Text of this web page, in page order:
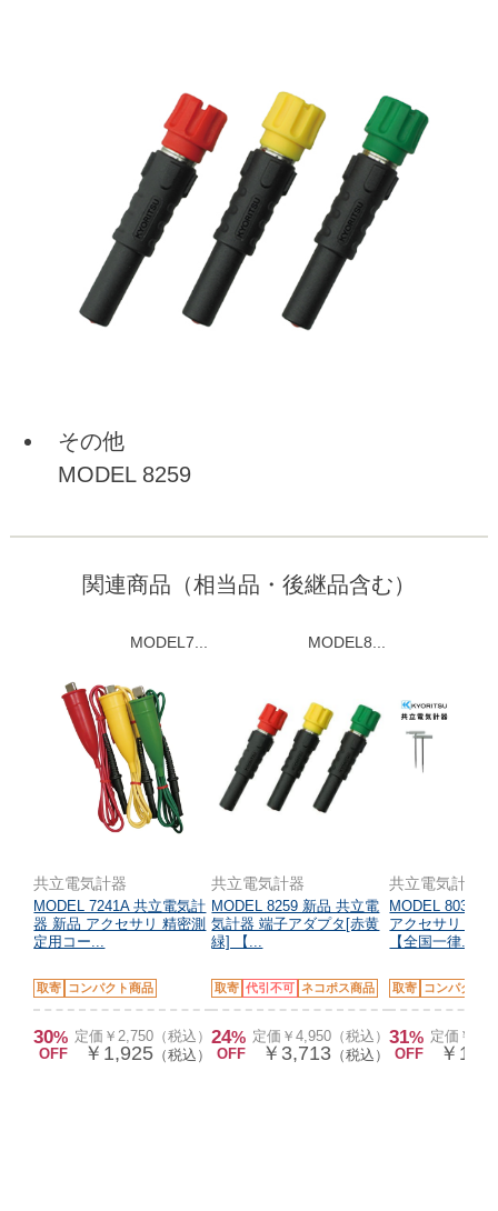
その他
MODEL 8259
関連商品（相当品・後継品含む）
MODEL7...
共立電気計器
MODEL 7241A 共立電気計
器 新品 アクセサリ 精密測
定用コー...
取寄 コンパクト商品
30%
OFF
定価￥2,750（税込）
￥1,925 （税込）
MODEL8...
共立電気計器
MODEL 8259 新品 共立電
気計器 端子アダプタ[赤黄
緑] 【...
取寄 代引不可 ネコポス商品
24%
OFF
定価￥4,950（税込）
￥3,713 （税込）
共立電気計器
MODEL 8032
アクセサリ ク
【全国一律...
取寄 コンパクト
31%
OFF
定価￥
￥